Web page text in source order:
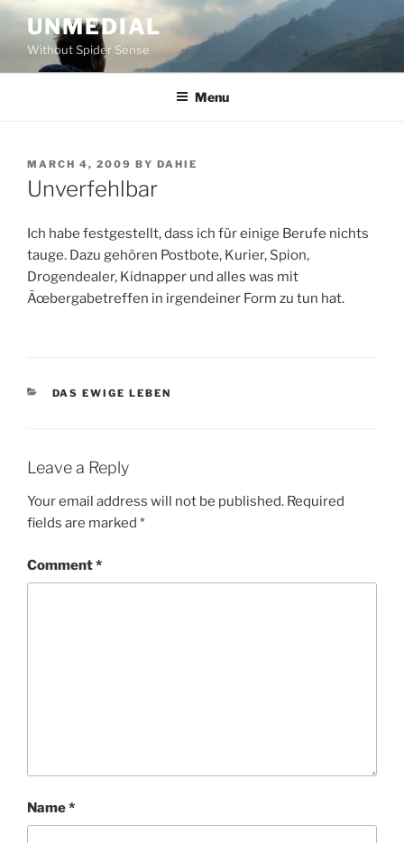
Skip
content
UNMEDIAL
Without Spider Sense
Menu
POSTED
ON
MARCH 4, 2009 BY DAHIE
Unverfehlbar
Ich habe festgestellt, dass ich für einige Berufe nichts
tauge. Dazu gehören Postbote, Kurier, Spion,
Drogendealer, Kidnapper und alles was mit
Ãœbergabetreffen in irgendeiner Form zu tun hat.
CATEGORIES
DAS EWIGE LEBEN
Leave a Reply
Your email address will not be published. Required
fields are marked *
Comment*
Name*